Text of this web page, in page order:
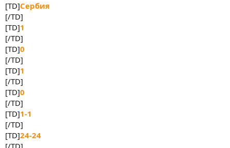
[TD]Сербия
[/TD]
[TD]1
[/TD]
[TD]0
[/TD]
[TD]1
[/TD]
[TD]0
[/TD]
[TD]1-1
[/TD]
[TD]24-24
[/TD]